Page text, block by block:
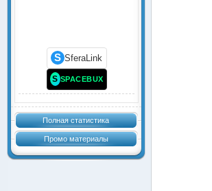
S SferaLink
S SPACEBUX
Полная статистика
Промо материалы